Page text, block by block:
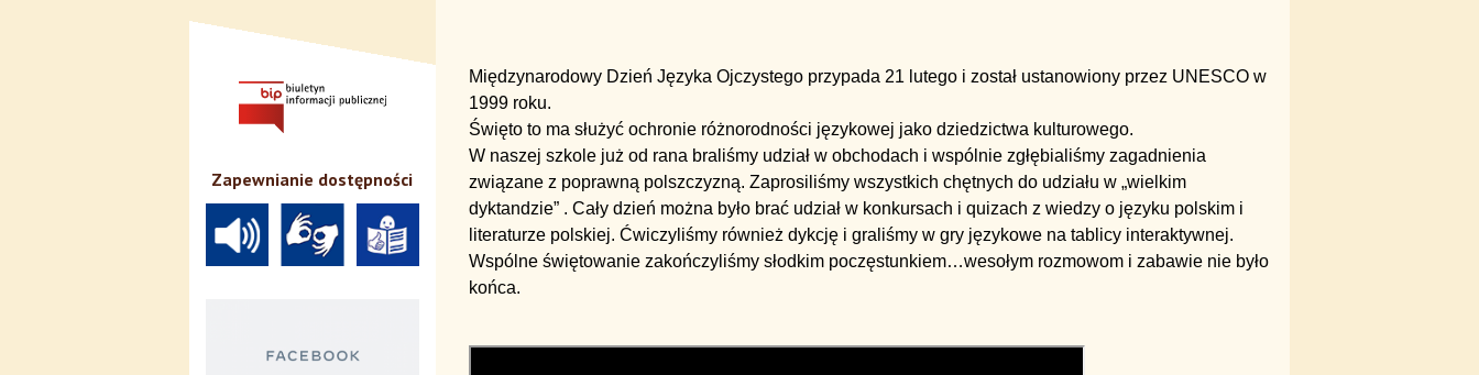
Międzynarodowy Dzień Języka Ojczystego przypada 21 lutego i został ustanowiony przez UNESCO w
1999 roku.
Święto to ma służyć ochronie różnorodności językowej jako dziedzictwa kulturowego.
W naszej szkole już od rana braliśmy udział w obchodach i wspólnie zgłębialiśmy zagadnienia
związane z poprawną polszczyzną. Zaprosiliśmy wszystkich chętnych do udziału w „wielkim
dyktandzie” . Cały dzień można było brać udział w konkursach i quizach z wiedzy o języku polskim i
literaturze polskiej. Ćwiczyliśmy również dykcję i graliśmy w gry językowe na tablicy interaktywnej.
Wspólne świętowanie zakończyliśmy słodkim poczęstunkiem…wesołym rozmowom i zabawie nie było
końca.
Zapewnianie dostępności